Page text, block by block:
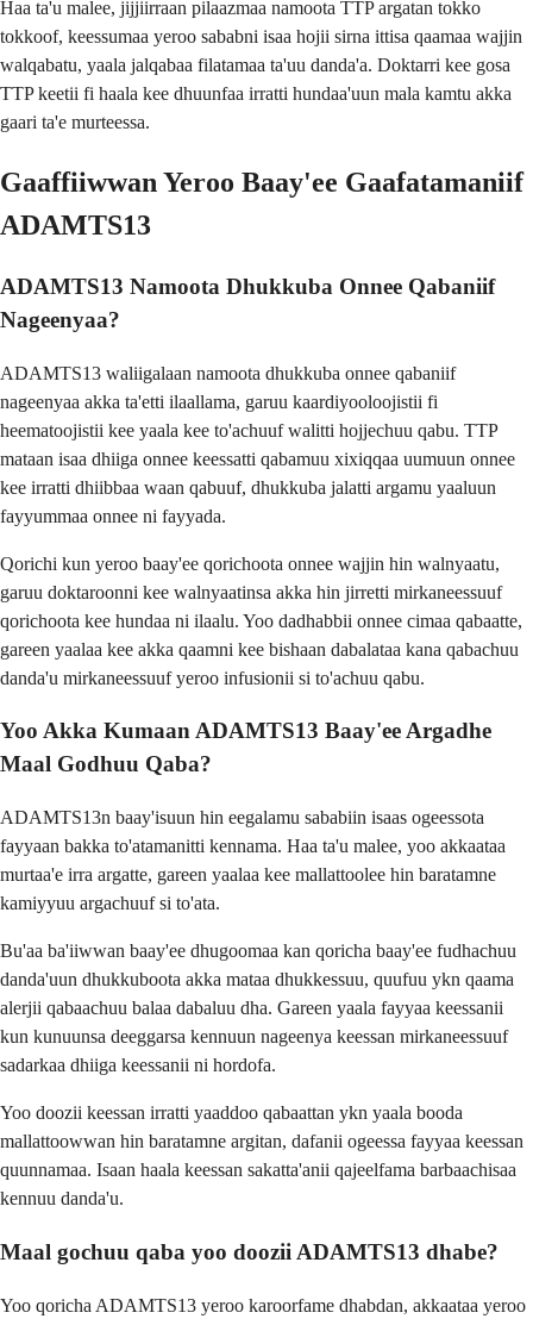
Haa ta'u malee, jijjiirraan pilaazmaa namoota TTP argatan tokko
tokkoof, keessumaa yeroo sababni isaa hojii sirna ittisa qaamaa wajjin
walqabatu, yaala jalqabaa filatamaa ta'uu danda'a. Doktarri kee gosa
TTP keetii fi haala kee dhuunfaa irratti hundaa'uun mala kamtu akka
gaari ta'e murteessa.
Gaaffiiwwan Yeroo Baay'ee Gaafatamaniif
ADAMTS13
ADAMTS13 Namoota Dhukkuba Onnee Qabaniif
Nageenyaa?
ADAMTS13 waliigalaan namoota dhukkuba onnee qabaniif
nageenyaa akka ta'etti ilaallama, garuu kaardiyooloojistii fi
heematoojistii kee yaala kee to'achuuf walitti hojjechuu qabu. TTP
mataan isaa dhiiga onnee keessatti qabamuu xixiqqaa uumuun onnee
kee irratti dhiibbaa waan qabuuf, dhukkuba jalatti argamu yaaluun
fayyummaa onnee ni fayyada.
Qorichi kun yeroo baay'ee qorichoota onnee wajjin hin walnyaatu,
garuu doktaroonni kee walnyaatinsa akka hin jirretti mirkaneessuuf
qorichoota kee hundaa ni ilaalu. Yoo dadhabbii onnee cimaa qabaatte,
gareen yaalaa kee akka qaamni kee bishaan dabalataa kana qabachuu
danda'u mirkaneessuuf yeroo infusionii si to'achuu qabu.
Yoo Akka Kumaan ADAMTS13 Baay'ee Argadhe
Maal Godhuu Qaba?
ADAMTS13n baay'isuun hin eegalamu sababiin isaas ogeessota
fayyaan bakka to'atamanitti kennama. Haa ta'u malee, yoo akkaataa
murtaa'e irra argatte, gareen yaalaa kee mallattoolee hin baratamne
kamiyyuu argachuuf si to'ata.
Bu'aa ba'iiwwan baay'ee dhugoomaa kan qoricha baay'ee fudhachuu
danda'uun dhukkuboota akka mataa dhukkessuu, quufuu ykn qaama
alerjii qabaachuu balaa dabaluu dha. Gareen yaala fayyaa keessanii
kun kunuunsa deeggarsa kennuun nageenya keessan mirkaneessuuf
sadarkaa dhiiga keessanii ni hordofa.
Yoo doozii keessan irratti yaaddoo qabaattan ykn yaala booda
mallattoowwan hin baratamne argitan, dafanii ogeessa fayyaa keessan
quunnamaa. Isaan haala keessan sakatta'anii qajeelfama barbaachisaa
kennuu danda'u.
Maal gochuu qaba yoo doozii ADAMTS13 dhabe?
Yoo qoricha ADAMTS13 yeroo karoorfame dhabdan, akkaataa yeroo